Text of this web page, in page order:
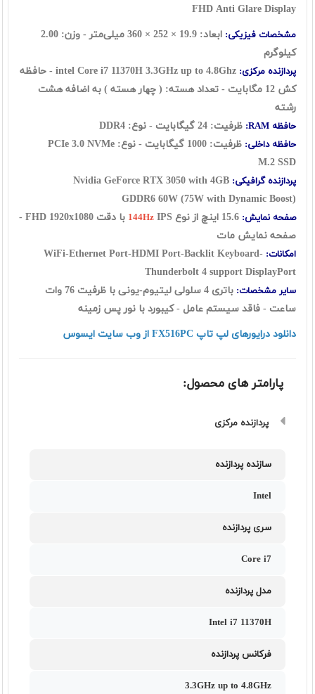
FHD Anti Glare Display
مشخصات فیزیکی:
ابعاد: 19.9 × 252 × 360 میلی‌متر - وزن: 2.00
کیلوگرم
پردازنده مرکزی: intel Core i7 11370H 3.3GHz up to 4.8Ghz - حافظه
کش 12 مگابایت - تعداد هسته: ( چهار هسته ) به اضافه هشت
رشته
حافظه RAM: ظرفیت: 24 گيگابايت - نوع: DDR4
حافظه داخلی: ظرفیت: 1000 گیگابایت - نوع:
PCIe 3.0 NVMe
M.2 SSD
پردازنده گرافیکی: Nvidia GeForce RTX 3050 with 4GB
GDDR6 60W (75W with Dynamic Boost)
صفحه نمایش: 144Hz
IPS با دقت FHD 1920x1080 -
صفحه نمایش مات
امکانات: WiFi-Ethernet Port-HDMI Port-Backlit Keyboard-
Thunderbolt 4 support DisplayPort
سایر مشخصات:
باتری 4 سلولی لیتیوم-یونی با ظرفیت 76 وات
ساعت - فاقد سیستم عامل - کیبورد با نور پس زمینه
دانلود درایورهای لپ تاپ FX516PC از وب سایت ایسوس
پارامتر های محصول:
پردازنده مرکزی
سازنده پردازنده
Intel
سری پردازنده
Core i7
مدل پردازنده
Intel i7 11370H
فرکانس پردازنده
3.3GHz up to 4.8GHz